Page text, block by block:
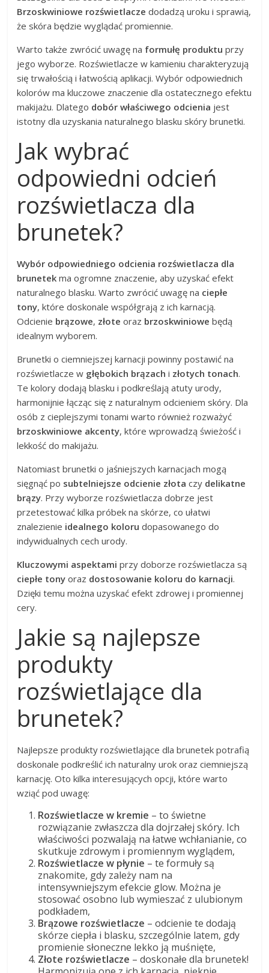
Brzoskwiniowe rozświetlacze dodadzą uroku i sprawią,
że skóra będzie wyglądać promiennie.
Warto także zwrócić uwagę na formułę produktu przy
jego wyborze. Rozświetlacze w kamieniu charakteryzują
się trwałością i łatwością aplikacji. Wybór odpowiednich
kolorów ma kluczowe znaczenie dla ostatecznego efektu
makijażu. Dlatego dobór właściwego odcienia jest
istotny dla uzyskania naturalnego blasku skóry brunetki.
Jak wybrać
odpowiedni odcień
rozświetlacza dla
brunetek?
Wybór odpowiedniego odcienia rozświetlacza dla
brunetek ma ogromne znaczenie, aby uzyskać efekt
naturalnego blasku. Warto zwrócić uwagę na ciepłe
tony, które doskonale współgrają z ich karnacją.
Odcienie brązowe, złote oraz brzoskwiniowe będą
idealnym wyborem.
Brunetki o ciemniejszej karnacji powinny postawić na
rozświetlacze w głębokich brązach i złotych tonach.
Te kolory dodają blasku i podkreślają atuty urody,
harmonijnie łącząc się z naturalnym odcieniem skóry. Dla
osób z cieplejszymi tonami warto również rozważyć
brzoskwiniowe akcenty, które wprowadzą świeżość i
lekkość do makijażu.
Natomiast brunetki o jaśniejszych karnacjach mogą
sięgnąć po subtelniejsze odcienie złota czy delikatne
brązy. Przy wyborze rozświetlacza dobrze jest
przetestować kilka próbek na skórze, co ułatwi
znalezienie idealnego koloru dopasowanego do
indywidualnych cech urody.
Kluczowymi aspektami przy doborze rozświetlacza są
ciepłe tony oraz dostosowanie koloru do karnacji.
Dzięki temu można uzyskać efekt zdrowej i promiennej
cery.
Jakie są najlepsze
produkty
rozświetlające dla
brunetek?
Najlepsze produkty rozświetlające dla brunetek potrafią
doskonale podkreślić ich naturalny urok oraz ciemniejszą
karnację. Oto kilka interesujących opcji, które warto
wziąć pod uwagę:
Rozświetlacze w kremie – to świetne
rozwiązanie zwłaszcza dla dojrzałej skóry. Ich
właściwości pozwalają na łatwe wchłanianie, co
skutkuje zdrowym i promiennym wyglądem,
Rozświetlacze w płynie – te formuły są
znakomite, gdy zależy nam na
intensywniejszym efekcie glow. Można je
stosować osobno lub wymieszać z ulubionym
podkładem,
Brązowe rozświetlacze – odcienie te dodają
skórze ciepła i blasku, szczególnie latem, gdy
promienie słoneczne lekko ją muśnięte,
Złote rozświetlacze – doskonałe dla brunetek!